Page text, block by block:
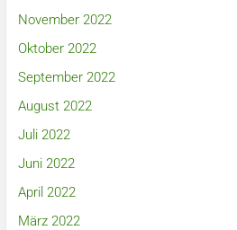
November 2022
Oktober 2022
September 2022
August 2022
Juli 2022
Juni 2022
April 2022
März 2022